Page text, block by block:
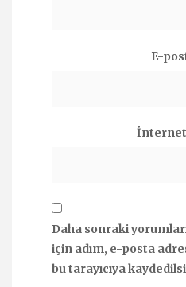
E-
Daha sonraki
için adım, e-posta
bu tarayıcıya